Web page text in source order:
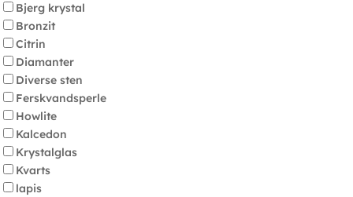
Bjerg krystal
Bronzit
Citrin
Diamanter
Diverse sten
Ferskvandsperle
Howlite
Kalcedon
Krystalglas
Kvarts
lapis